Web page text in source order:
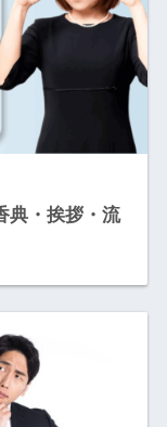
典・挨拶・流